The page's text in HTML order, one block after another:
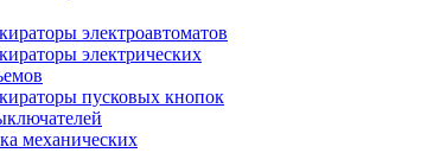
электроавтоматов
электрических
пусковых кнопок
механических